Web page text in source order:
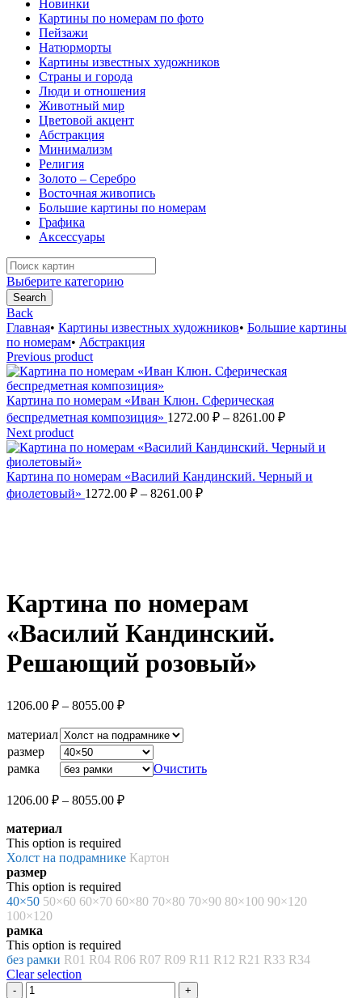
Новинки
Картины по номерам по фото
Пейзажи
Натюрморты
Картины известных художников
Страны и города
Люди и отношения
Животный мир
Цветовой акцент
Абстракция
Минимализм
Религия
Золото – Серебро
Восточная живопись
Большие картины по номерам
Графика
Аксессуары
Search
for:
Выберите категорию
Search
Back
Главная• Картины известных художников• Большие картины
по номерам• Абстракция
Previous product
Картина по номерам «Иван Клюн. Сферическая
беспредметная композиция» 1272.00 ₽ – 8261.00 ₽Диапазон
1272.00 ₽
8261.00 ₽
Next product
Картина по номерам «Василий Кандинский. Черный и
фиолетовый» 1272.00 ₽ – 8261.00 ₽Диапазон
Картина по номерам
«Василий Кандинский.
Решающий розовый»
1206.00 ₽ – 8055.00 ₽Диапазон
1206.00 ₽
–
8055.00 ₽
материал
размер
рамка
Очистить
1206.00 ₽ – 8055.00 ₽Диапазон
8055.00 ₽
материал
This option is required
Холст на подрамнике Картон
размер
This option is required
40×50 50×60 60×70 60×80 70×80 70×90 80×100 90×120
100×120
рамка
This option is required
без рамки R01 R04 R06 R07 R09 R11 R12 R21 R33 R34
Clear selection
Количество